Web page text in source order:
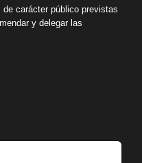
carácter público previstas
y delegar las